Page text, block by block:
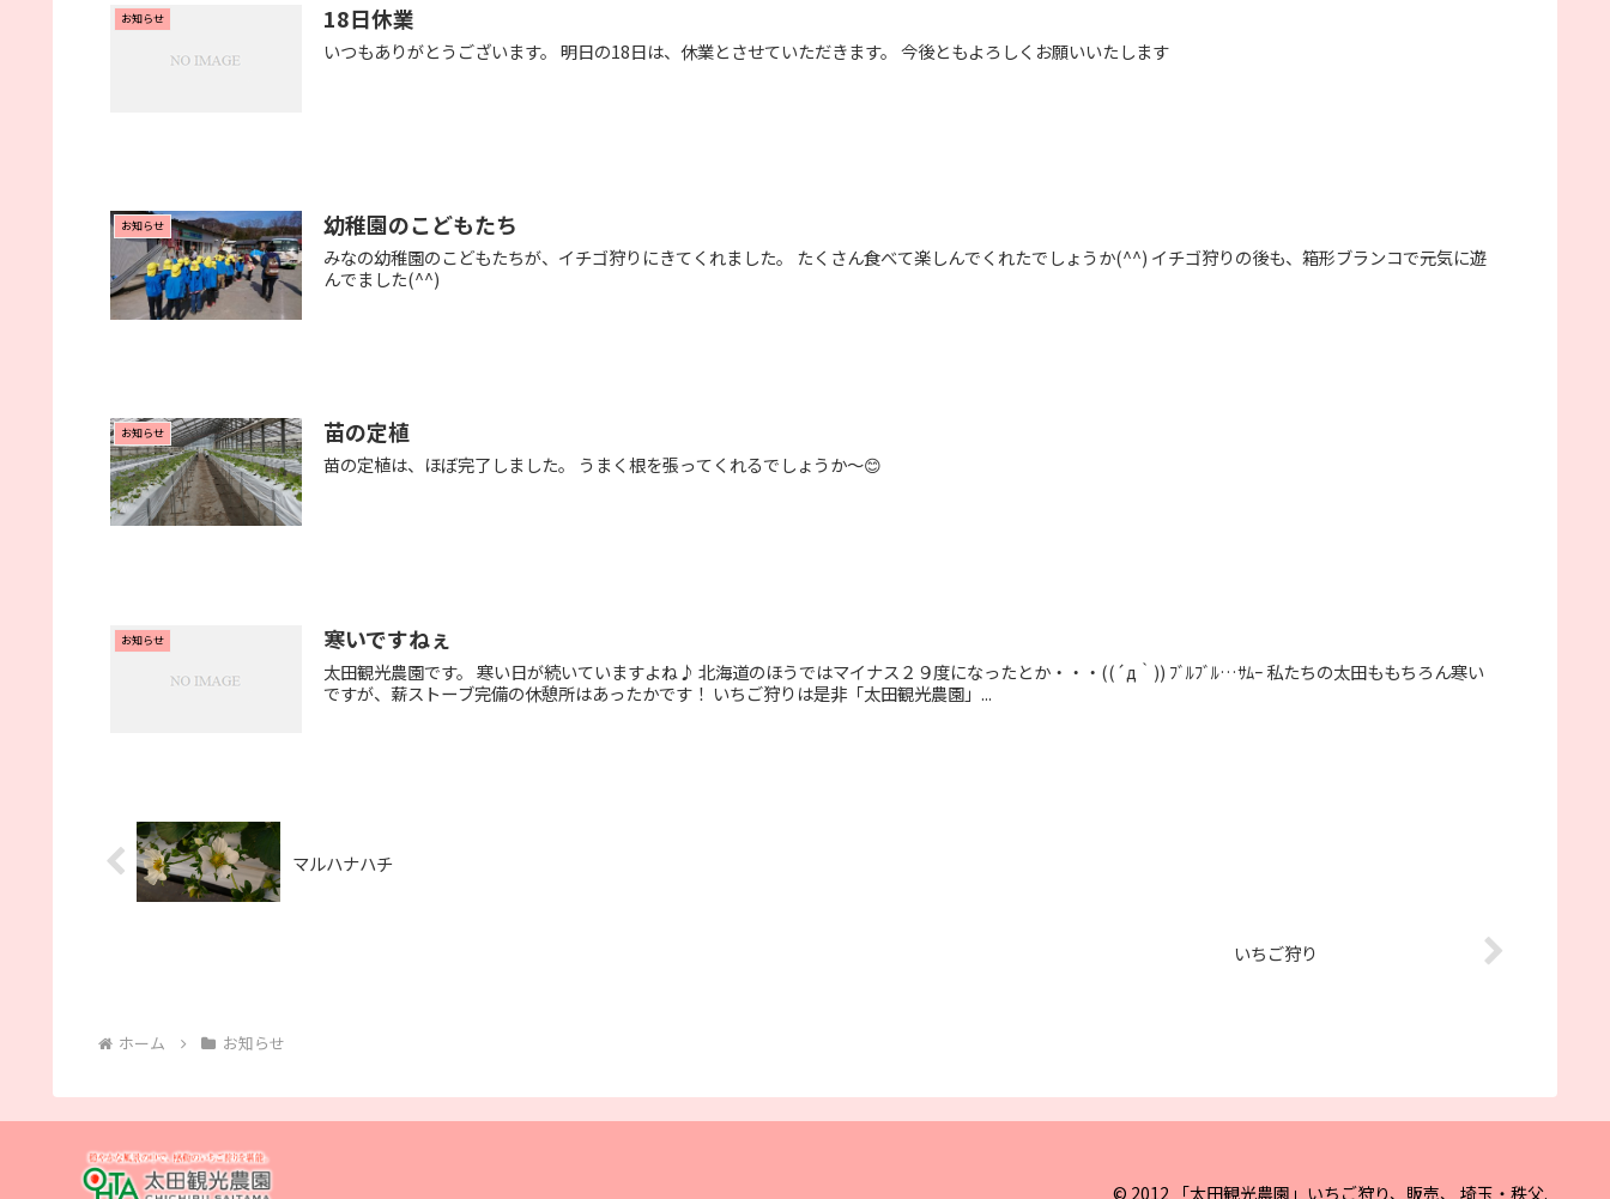
お知らせ 18日休業
いつもありがとうございます。 明日の18日は、休業とさせていただきます。 今後ともよろしくお願いいたします
お知らせ 幼稚園のこどもたち
みなの幼稚園のこどもたちが、イチゴ狩りにきてくれました。 たくさん食べて楽しんでくれたでしょうか(^^) イチゴ狩りの後も、箱形ブランコで元気に遊
んでました(^^)
お知らせ 苗の定植
苗の定植は、ほぼ完了しました。 うまく根を張ってくれるでしょうか～😊
お知らせ 寒いですねぇ
太田観光農園です。 寒い日が続いていますよね♪ 北海道のほうではマイナス２９度になったとか・・・((´д｀)) ﾌﾞﾙﾌﾞﾙ…ｻﾑｰ 私たちの太田ももちろん寒い
ですが、薪ストーブ完備の休憩所はあったかです！ いちご狩りは是非「太田観光農園」...
マルハナハチ
いちご狩り
ホーム お知らせ
© 2012 「太田観光農園」いちご狩り、販売、 埼玉・秩父.